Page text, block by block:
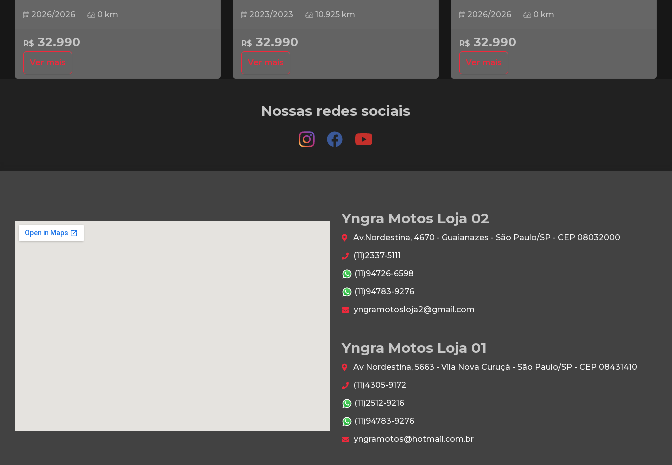
2026/2026 0 km
R$ 32.990
Ver mais
2023/2023 10.925 km
R$ 32.990
Ver mais
2026/2026 0 km
R$ 32.990
Ver mais
Nossas redes sociais
Yngra Motos Loja 02
Av.Nordestina, 4670 - Guaianazes - São Paulo/SP - CEP 08032000
(11)2337-5111
(11)94726-6598
(11)94783-9276
yngramotosloja2@gmail.com
Yngra Motos Loja 01
Av Nordestina, 5663 - Vila Nova Curuçá - São Paulo/SP - CEP 08431410
(11)4305-9172
(11)2512-9216
(11)94783-9276
yngramotos@hotmail.com.br